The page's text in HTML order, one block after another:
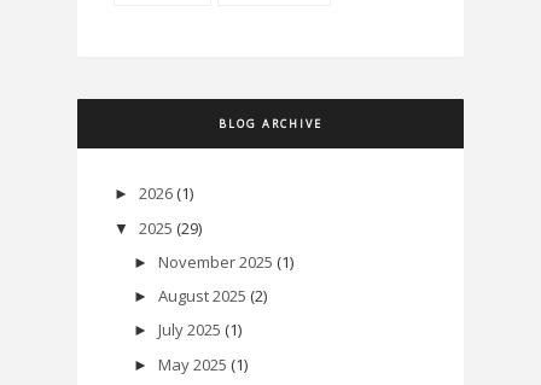
BLOG ARCHIVE
► 2026 (1)
▼ 2025 (29)
► November 2025 (1)
► August 2025 (2)
► July 2025 (1)
► May 2025 (1)